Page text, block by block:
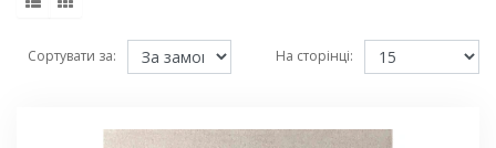
Сортувати за: На сторінці: